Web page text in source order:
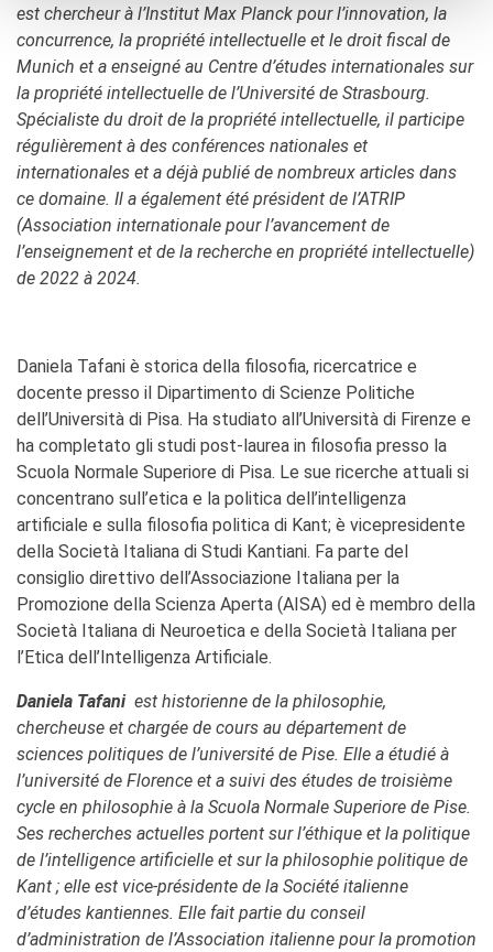
est chercheur à l’Institut Max Planck pour l’innovation, la
concurrence, la propriété intellectuelle et le droit fiscal de
Munich et a enseigné au Centre d’études internationales sur
la propriété intellectuelle de l’Université de Strasbourg.
Spécialiste du droit de la propriété intellectuelle, il participe
régulièrement à des conférences nationales et
internationales et a déjà publié de nombreux articles dans
ce domaine. Il a également été président de l’ATRIP
(Association internationale pour l’avancement de
l’enseignement et de la recherche en propriété intellectuelle)
de 2022 à 2024.
Daniela Tafani è storica della filosofia, ricercatrice e
docente presso il Dipartimento di Scienze Politiche
dell’Università di Pisa. Ha studiato all’Università di Firenze e
ha completato gli studi post-laurea in filosofia presso la
Scuola Normale Superiore di Pisa. Le sue ricerche attuali si
concentrano sull’etica e la politica dell’intelligenza
artificiale e sulla filosofia politica di Kant; è vicepresidente
della Società Italiana di Studi Kantiani. Fa parte del
consiglio direttivo dell’Associazione Italiana per la
Promozione della Scienza Aperta (AISA) ed è membro della
Società Italiana di Neuroetica e della Società Italiana per
l’Etica dell’Intelligenza Artificiale.
Daniela Tafani est historienne de la philosophie,
chercheuse et chargée de cours au département de
sciences politiques de l’université de Pise. Elle a étudié à
l’université de Florence et a suivi des études de troisième
cycle en philosophie à la Scuola Normale Superiore de Pise.
Ses recherches actuelles portent sur l’éthique et la politique
de l’intelligence artificielle et sur la philosophie politique de
Kant ; elle est vice-présidente de la Société italienne
d’études kantiennes. Elle fait partie du conseil
d’administration de l’Association italienne pour la promotion